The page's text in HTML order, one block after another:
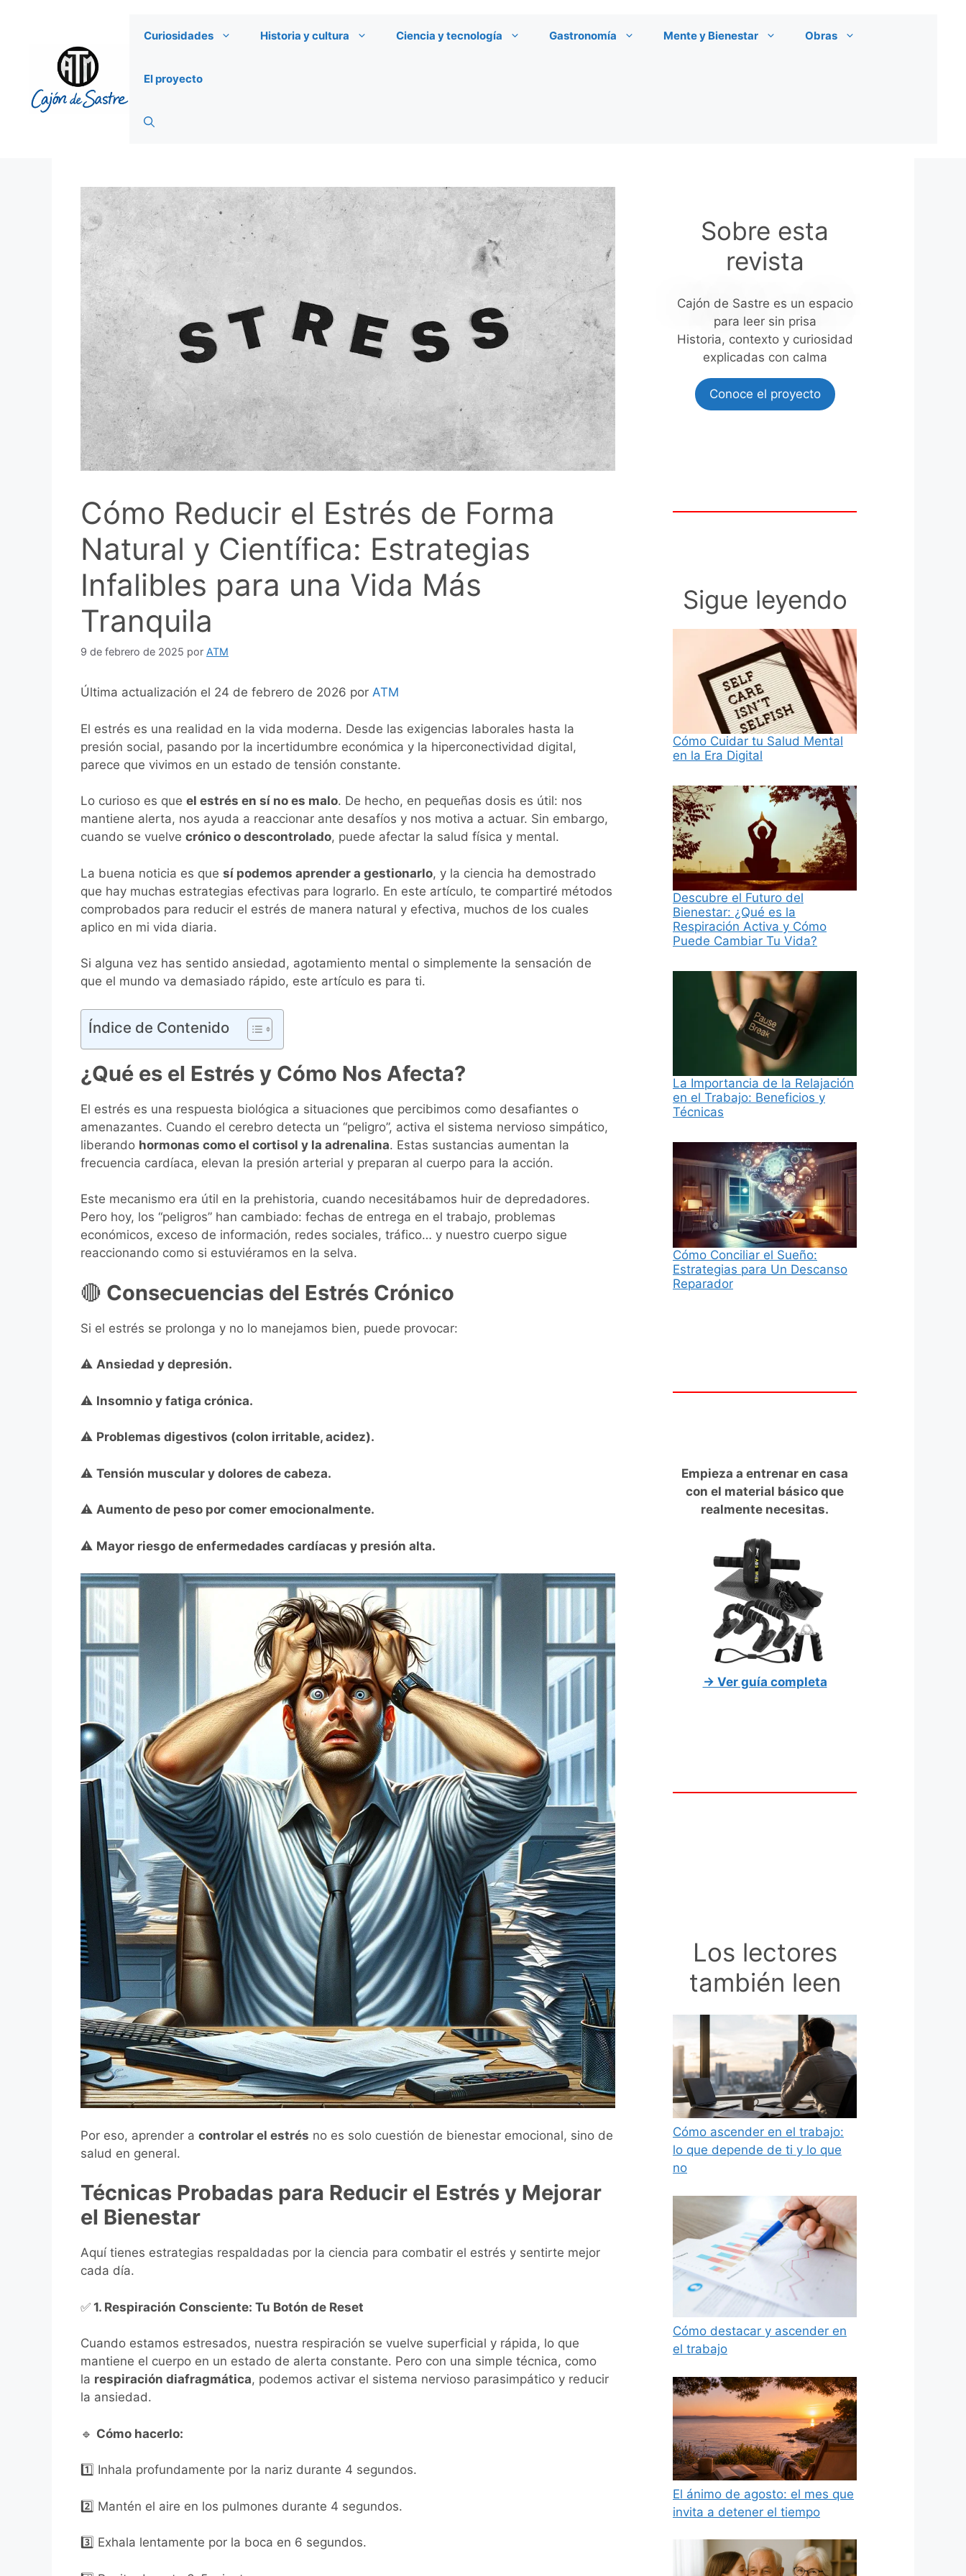
Curiosidades Historia y cultura Ciencia y tecnología Gastronomía Mente y Bienestar Obras
El proyecto
Cómo Reducir el Estrés de Forma
Natural y Científica: Estrategias
Infalibles para una Vida Más
Tranquila
9 de febrero de 2025 por ATM
Última actualización el 24 de febrero de 2026 por ATM
El estrés es una realidad en la vida moderna. Desde las exigencias laborales hasta la
presión social, pasando por la incertidumbre económica y la hiperconectividad digital,
parece que vivimos en un estado de tensión constante.
Lo curioso es que el estrés en sí no es malo. De hecho, en pequeñas dosis es útil: nos
mantiene alerta, nos ayuda a reaccionar ante desafíos y nos motiva a actuar. Sin embargo,
cuando se vuelve crónico o descontrolado, puede afectar la salud física y mental.
La buena noticia es que sí podemos aprender a gestionarlo, y la ciencia ha demostrado
que hay muchas estrategias efectivas para lograrlo. En este artículo, te compartiré métodos
comprobados para reducir el estrés de manera natural y efectiva, muchos de los cuales
aplico en mi vida diaria.
Si alguna vez has sentido ansiedad, agotamiento mental o simplemente la sensación de
que el mundo va demasiado rápido, este artículo es para ti.
Índice de Contenido
¿Qué es el Estrés y Cómo Nos Afecta?
El estrés es una respuesta biológica a situaciones que percibimos como desafiantes o
amenazantes. Cuando el cerebro detecta un “peligro”, activa el sistema nervioso simpático,
liberando hormonas como el cortisol y la adrenalina. Estas sustancias aumentan la
frecuencia cardíaca, elevan la presión arterial y preparan al cuerpo para la acción.
Este mecanismo era útil en la prehistoria, cuando necesitábamos huir de depredadores.
Pero hoy, los “peligros” han cambiado: fechas de entrega en el trabajo, problemas
económicos, exceso de información, redes sociales, tráfico… y nuestro cuerpo sigue
reaccionando como si estuviéramos en la selva.
🔴 Consecuencias del Estrés Crónico
Si el estrés se prolonga y no lo manejamos bien, puede provocar:
⚠️ Ansiedad y depresión.
⚠️ Insomnio y fatiga crónica.
⚠️ Problemas digestivos (colon irritable, acidez).
⚠️ Tensión muscular y dolores de cabeza.
⚠️ Aumento de peso por comer emocionalmente.
⚠️ Mayor riesgo de enfermedades cardíacas y presión alta.
Por eso, aprender a controlar el estrés no es solo cuestión de bienestar emocional, sino de
salud en general.
Técnicas Probadas para Reducir el Estrés y Mejorar
el Bienestar
Aquí tienes estrategias respaldadas por la ciencia para combatir el estrés y sentirte mejor
cada día.
✅ 1. Respiración Consciente: Tu Botón de Reset
Cuando estamos estresados, nuestra respiración se vuelve superficial y rápida, lo que
mantiene el cuerpo en un estado de alerta constante. Pero con una simple técnica, como
la respiración diafragmática, podemos activar el sistema nervioso parasimpático y reducir
la ansiedad.
🔹 Cómo hacerlo:
1️⃣ Inhala profundamente por la nariz durante 4 segundos.
2️⃣ Mantén el aire en los pulmones durante 4 segundos.
3️⃣ Exhala lentamente por la boca en 6 segundos.
Sobre esta
revista
Cajón de Sastre es un espacio
para leer sin prisa
Historia, contexto y curiosidad
explicadas con calma
Conoce el proyecto
Sigue leyendo
Cómo Cuidar tu Salud Mental
en la Era Digital
Descubre el Futuro del
Bienestar: ¿Qué es la
Respiración Activa y Cómo
Puede Cambiar Tu Vida?
La Importancia de la Relajación
en el Trabajo: Beneficios y
Técnicas
Cómo Conciliar el Sueño:
Estrategias para Un Descanso
Reparador
Empieza a entrenar en casa
con el material básico que
realmente necesitas.
→ Ver guía completa
Los lectores
también leen
Cómo ascender en el trabajo:
lo que depende de ti y lo que
no
Cómo destacar y ascender en
el trabajo
El ánimo de agosto: el mes que
invita a detener el tiempo